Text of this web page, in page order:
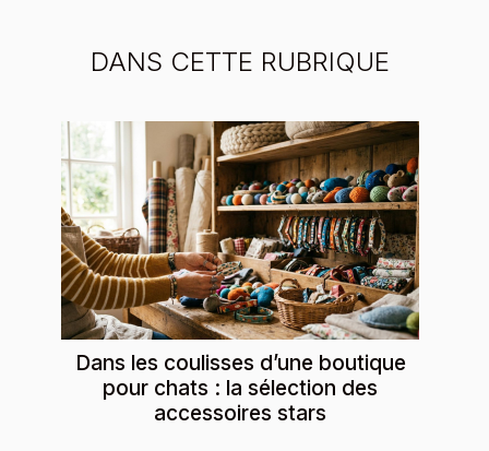
DANS CETTE RUBRIQUE
Dans les coulisses d’une boutique
pour chats : la sélection des
accessoires stars